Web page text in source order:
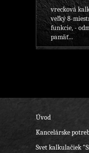
vrecková
veľký 8-
funkcie, -
pamäť...
Úvod
Kancelárske
Svet kalkulačiek